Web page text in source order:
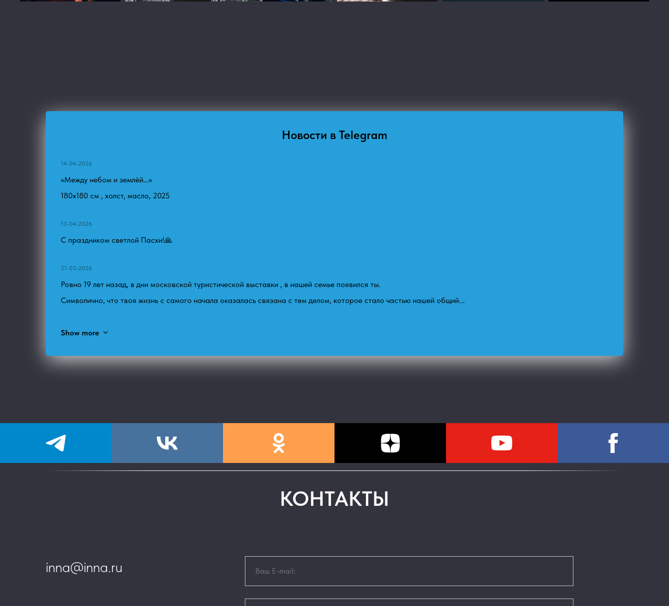
Новости в Telegram
14-04-2026
«Между небом и землёй…»
180х180 см , холст, масло, 2025
13-04-2026
С праздником светлой Пасхи!🙏
21-03-2026
Ровно 19 лет назад, в дни московской туристической выставки , в нашей семье появился ты.
Символично, что твоя жизнь с самого начала оказалась связана с тем делом, которое стало частью нашей общий...
Show more
КОНТАКТЫ
inna@inna.ru